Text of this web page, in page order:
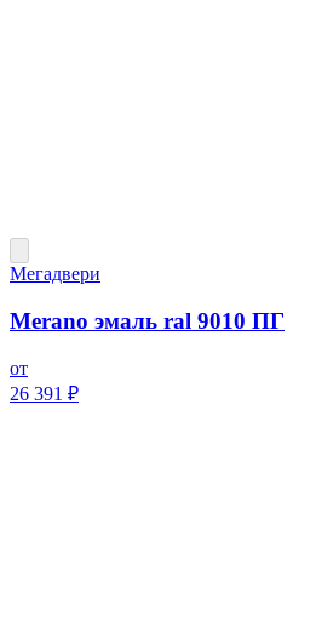
Мегадвери
Merano эмаль ral 9010 ПГ
от
26 391 ₽